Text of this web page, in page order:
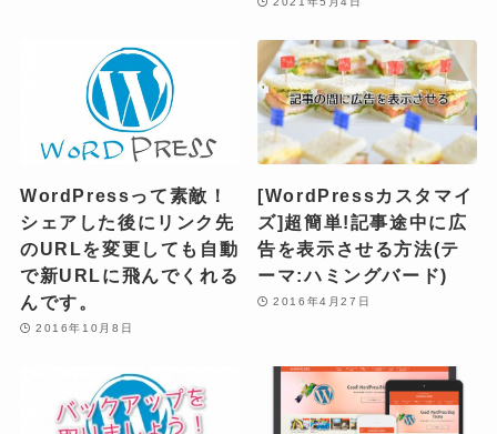
WordPressって素敵！
シェアした後にリンク先
のURLを変更しても自動
で新URLに飛んでくれる
んです。
2016年10月8日
[WordPressカスタマイ
ズ]超簡単!記事途中に広
告を表示させる方法(テ
ーマ:ハミングバード)
2016年4月27日